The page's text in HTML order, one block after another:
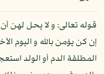
قوله تعالى: و لا يحل لهن
إن كن يؤمن بالله و اليوم
المطلقة الدم أو الولد